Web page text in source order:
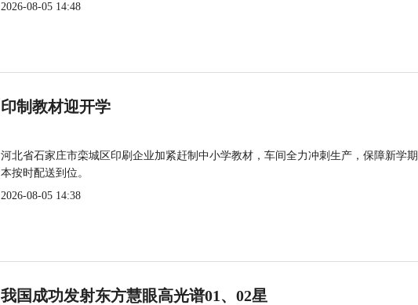
2026-08-05 14:48
印制教材迎开学
河北省石家庄市栾城区印刷企业加紧赶制中小学教材，车间全力冲刺生产，保障新学
本按时配送到位。
2026-08-05 14:38
我国成功发射东方慧眼高光谱01、02星